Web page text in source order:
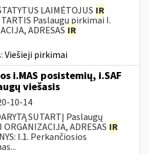
LAIMĖTOJUS IR
Paslaugų pirkimai I.
ADRESAS IR
Viešieji pirkimai
i.MAS posistemių, i.SAF
viešasis
10-14
SUTARTĮ Paslaugų
ADRESAS IR
I.1. Perkančiosios